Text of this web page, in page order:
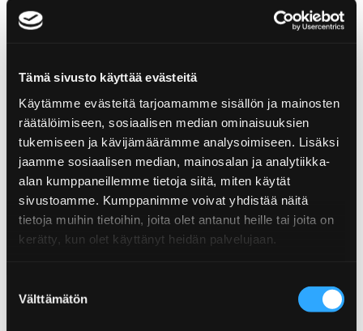
Tämä sivusto käyttää evästeitä
Käytämme evästeitä tarjoamamme sisällön ja mainosten
räätälöimiseen, sosiaalisen median ominaisuuksien
tukemiseen ja kävijämäärämme analysoimiseen. Lisäksi
jaamme sosiaalisen median, mainosalan ja analytiikka-
alan kumppaneillemme tietoja siitä, miten käytät
sivustoamme. Kumppanimme voivat yhdistää näitä
tietoja muihin tietoihin, joita olet antanut heille tai joita on
kerätty, kun olet käyttänyt heidän palvelujaan.
valinta
Välttämätön
vitvinvinäger, körsbärspuré (2%), salt, paprikapuré,
modifierad stärkelse, rökarom, habanero,
citronsaftkoncentrat, paprika, körsbärssaftkoncentrat
(0,2%), koncentrat (morot, körsbär) (0,1%), naturliga
aromer.
Näringsinnehåll
Näringsinnehåll
per 100g
Fett
Produktinformation